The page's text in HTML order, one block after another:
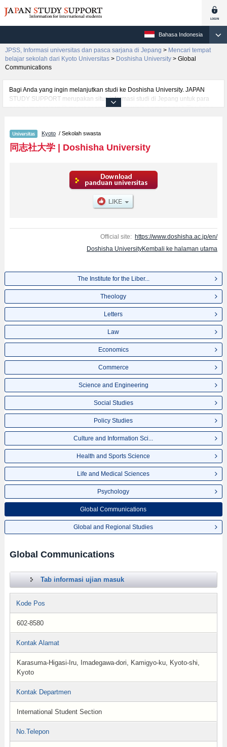
Bahasa Indonesia
JPSS, Informasi universitas dan pasca sarjana di Jepang > Mencari tempat
belajar sekolah dari Kyoto Universitas > Doshisha University > Global
Communications
Bagi Anda yang ingin melanjutkan studi ke Doshisha University. JAPAN
STUDY SUPPORT merupakan situs informasi studi di Jepang untuk para
pelajar/mahasiswa(i) mancanegara yang dikelola bersama oleh The Asian
ArtsatauFakultas TheologyatauFakultas LettersatauFakultas
LawatauFakultas EconomicsatauFakultas CommerceatauFakultas Science
and EngineeringatauFakultas Social StudiesatauFakultas Policy
and Sports ScienceatauFakultas Life and Medical SciencesatauFakultas
PsychologyatauFakultas Global CommunicationsatauFakultas Global and
Regional Studies, Doshisha University. Bagi yang mencari informasi
melanjutkan studi ke Doshisha University, silakan memanfaatkannya.
Selain itu, kami juga menyediakan informasi sekitar 1300 universitas,
mahasiswa(i) mancanegara.
Kyoto / Sekolah swasta
同志社大学| Doshisha University
Official site: https://www.doshisha.ac.jp/en/
Doshisha UniversityKembali ke halaman utama
The Institute for the Liber...
Theology
Letters
Law
Economics
Commerce
Science and Engineering
Social Studies
Policy Studies
Culture and Information Sci...
Health and Sports Science
Life and Medical Sciences
Psychology
Global Communications
Global and Regional Studies
Global Communications
Tab informasi ujian masuk
Kode Pos
602-8580
Kontak Alamat
Karasuma-Higasi-Iru, Imadegawa-dori, Kamigyo-ku, Kyoto-shi,
Kyoto
Kontak Departmen
International Student Section
No.Telepon